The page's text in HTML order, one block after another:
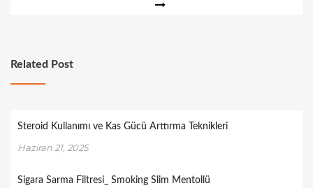
Related Post
Steroid Kullanımı ve Kas Gücü Arttırma Teknikleri
Haziran 21, 2025
Sigara Sarma Filtresi_ Smoking Slim Mentollü